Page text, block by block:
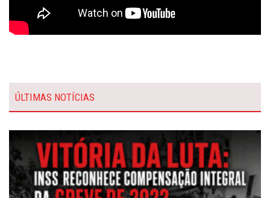
ÚLTIMAS NOTÍCIAS